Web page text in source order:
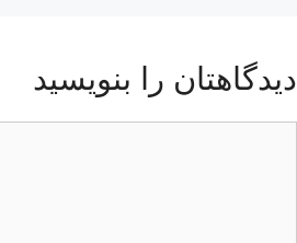
دیدگاهتان را بنویسید